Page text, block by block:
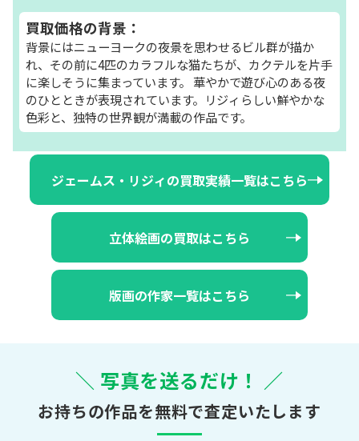
買取価格の背景：
背景にはニューヨークの夜景を思わせるビル群が描か
れ、その前に4匹のカラフルな猫たちが、カクテルを片手
に楽しそうに集まっています。 華やかで遊び心のある夜
のひとときが表現されています。リジィらしい鮮やかな
色彩と、独特の世界観が満載の作品です。
ジェームス・リジィの買取実績一覧はこちら
立体絵画の買取はこちら
版画の作家一覧はこちら
＼ 写真を送るだけ！ ／
お持ちの作品を無料で査定いたします